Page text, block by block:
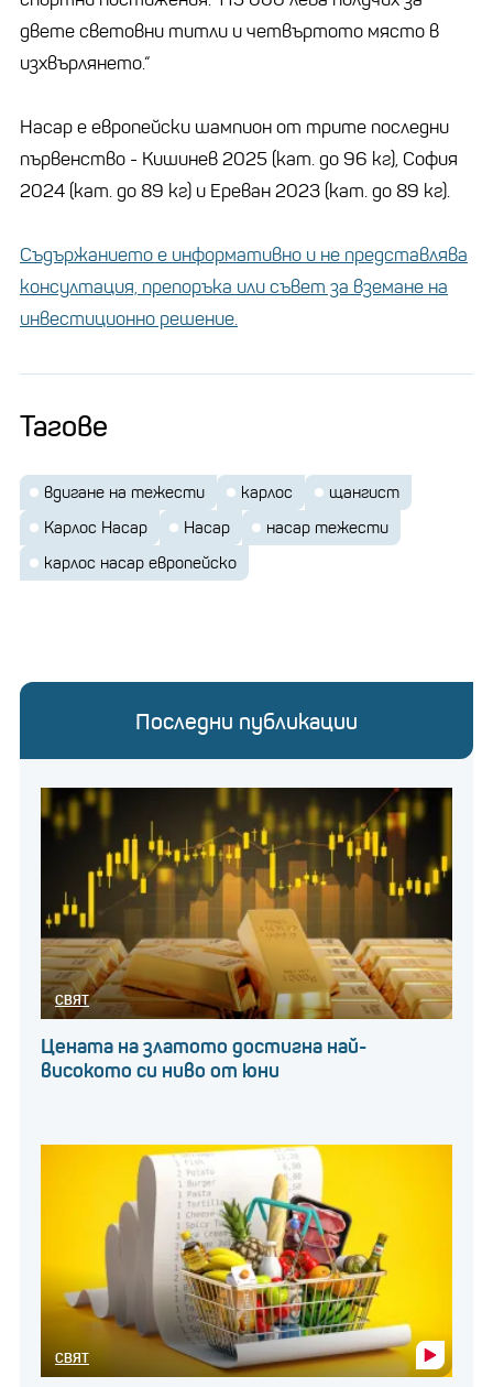
двете световни титли и четвъртото място в
изхвърлянето.“
Насар е европейски шампион от трите последни
първенство - Кишинев 2025 (кат. до 96 кг), София
2024 (кат. до 89 кг) и Ереван 2023 (кат. до 89 кг).
Съдържанието е информативно и не представлява
консултация, препоръка или съвет за вземане на
инвестиционно решение.
Тагове
вдигане на тежести карлос
щангист
Карлос Насар
Насар
насар тежести
карлос насар европейско
Последни публикации
СВЯТ
Цената на златото достигна най-
високото си ниво от юни
СВЯТ